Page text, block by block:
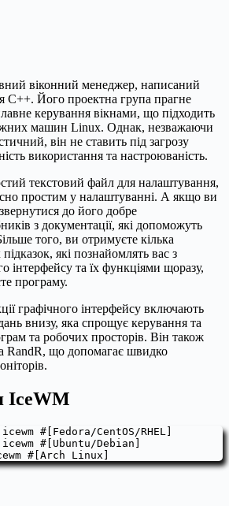
віконний менеджер, написаний
C++. Його проектна група прагне
керування вікнами, що підходить
машин Linux. Однак, незважаючи
він не ставить під загрозу
використання та настроюваність.
текстовий файл для налаштування,
простим у налаштуванні. А якщо ви
до його добре
з документації, які допоможуть
того, ви отримуєте кілька
які познайомлять вас з
інтерфейсу та їх функціями щоразу,
програму.
графічного інтерфейсу включають
внизу, яка спрощує керування та
та робочих просторів. Він також
RandR, що допомагає швидко
IceWM
#[Fedora/CentOS/RHEL]
#[Ubuntu/Debian]
#[Arch Linux]